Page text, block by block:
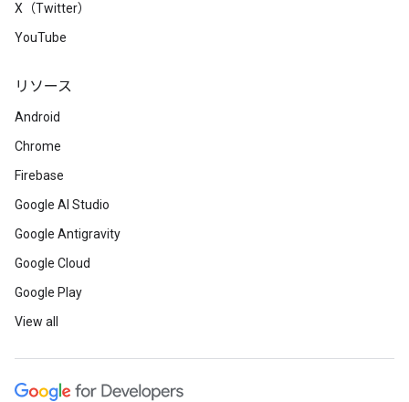
X（Twitter）
YouTube
リソース
Android
Chrome
Firebase
Google AI Studio
Google Antigravity
Google Cloud
Google Play
View all